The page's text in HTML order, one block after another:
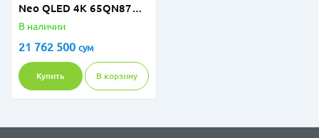
Neo QLED 4K 65QN87A
65" 2021
В наличии
21 762 500 сум
Купить В корзину